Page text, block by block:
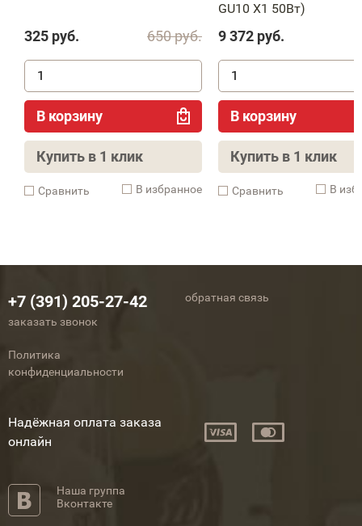
650руб.
325 руб.
В корзину
Купить в 1 клик
Cравнить В избранное
GU10 Х1 50Вт)
9 372 руб.
В корзину
Купить в 1 клик
Cравнить В
+7 (391) 205-27-42
заказать звонок
обратная связь
Политика
конфиденциальности
Надёжная оплата заказа
онлайн
Наша группа
Вконтакте